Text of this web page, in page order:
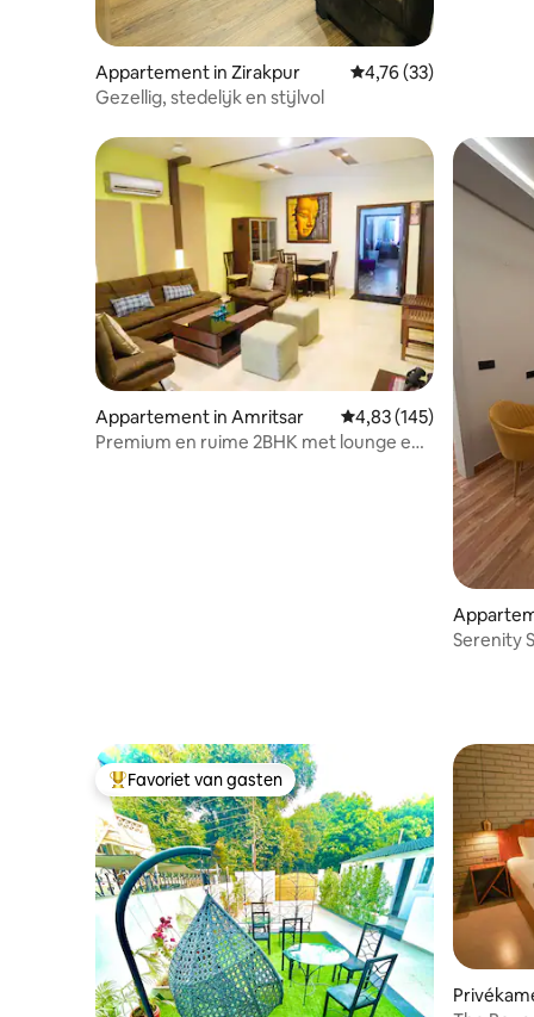
Appartement in Zirakpur Gemiddelde
4,76 (33)
Gezellig, stedelijk en stijlvol
Appartement in Amritsar Gemiddelde
4,83 (145)
Premium en ruime 2BHK met lounge en
Serenity
Topfavoriet van gasten
Favoriet van gasten